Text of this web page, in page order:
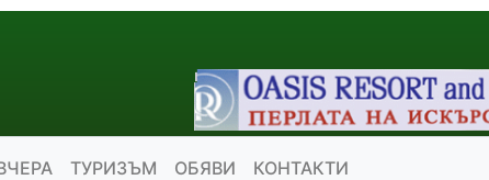
ТУРИЗЪМ ОБЯВИ КОНТАКТИ